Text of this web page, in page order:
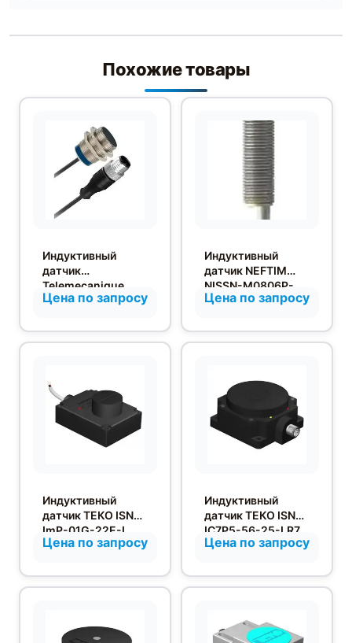
Похожие товары
Индуктивный
датчик
Telemecanique
XS630B1PAL01U78
Цена по запросу
Индуктивный
датчик NEFTIM
NISSN-M0806P-
O3S2
Цена по запросу
Индуктивный
датчик ТЕКО ISN
ImP-01G-22E-L
Цена по запросу
Индуктивный
датчик ТЕКО ISN
IC7P5-56-25-LR7
Цена по запросу